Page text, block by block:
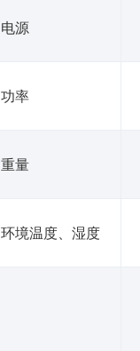
电源
功率
重量
环境温度、湿度